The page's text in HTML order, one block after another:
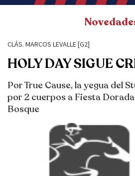
CLÁS. MARCOS LEVALLE [G2]
HOLY DAY SIGUE
Por True Cause, la yegua del
por 2 cuerpos a Fiesta
Bosque